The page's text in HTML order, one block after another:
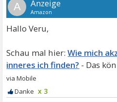
A
Hallo Veru,
Wie mich
inneres ich finden?
x 3